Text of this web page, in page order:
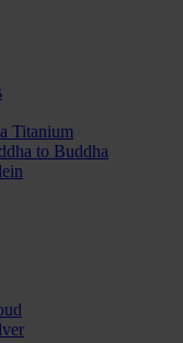
Titanium
to Buddha